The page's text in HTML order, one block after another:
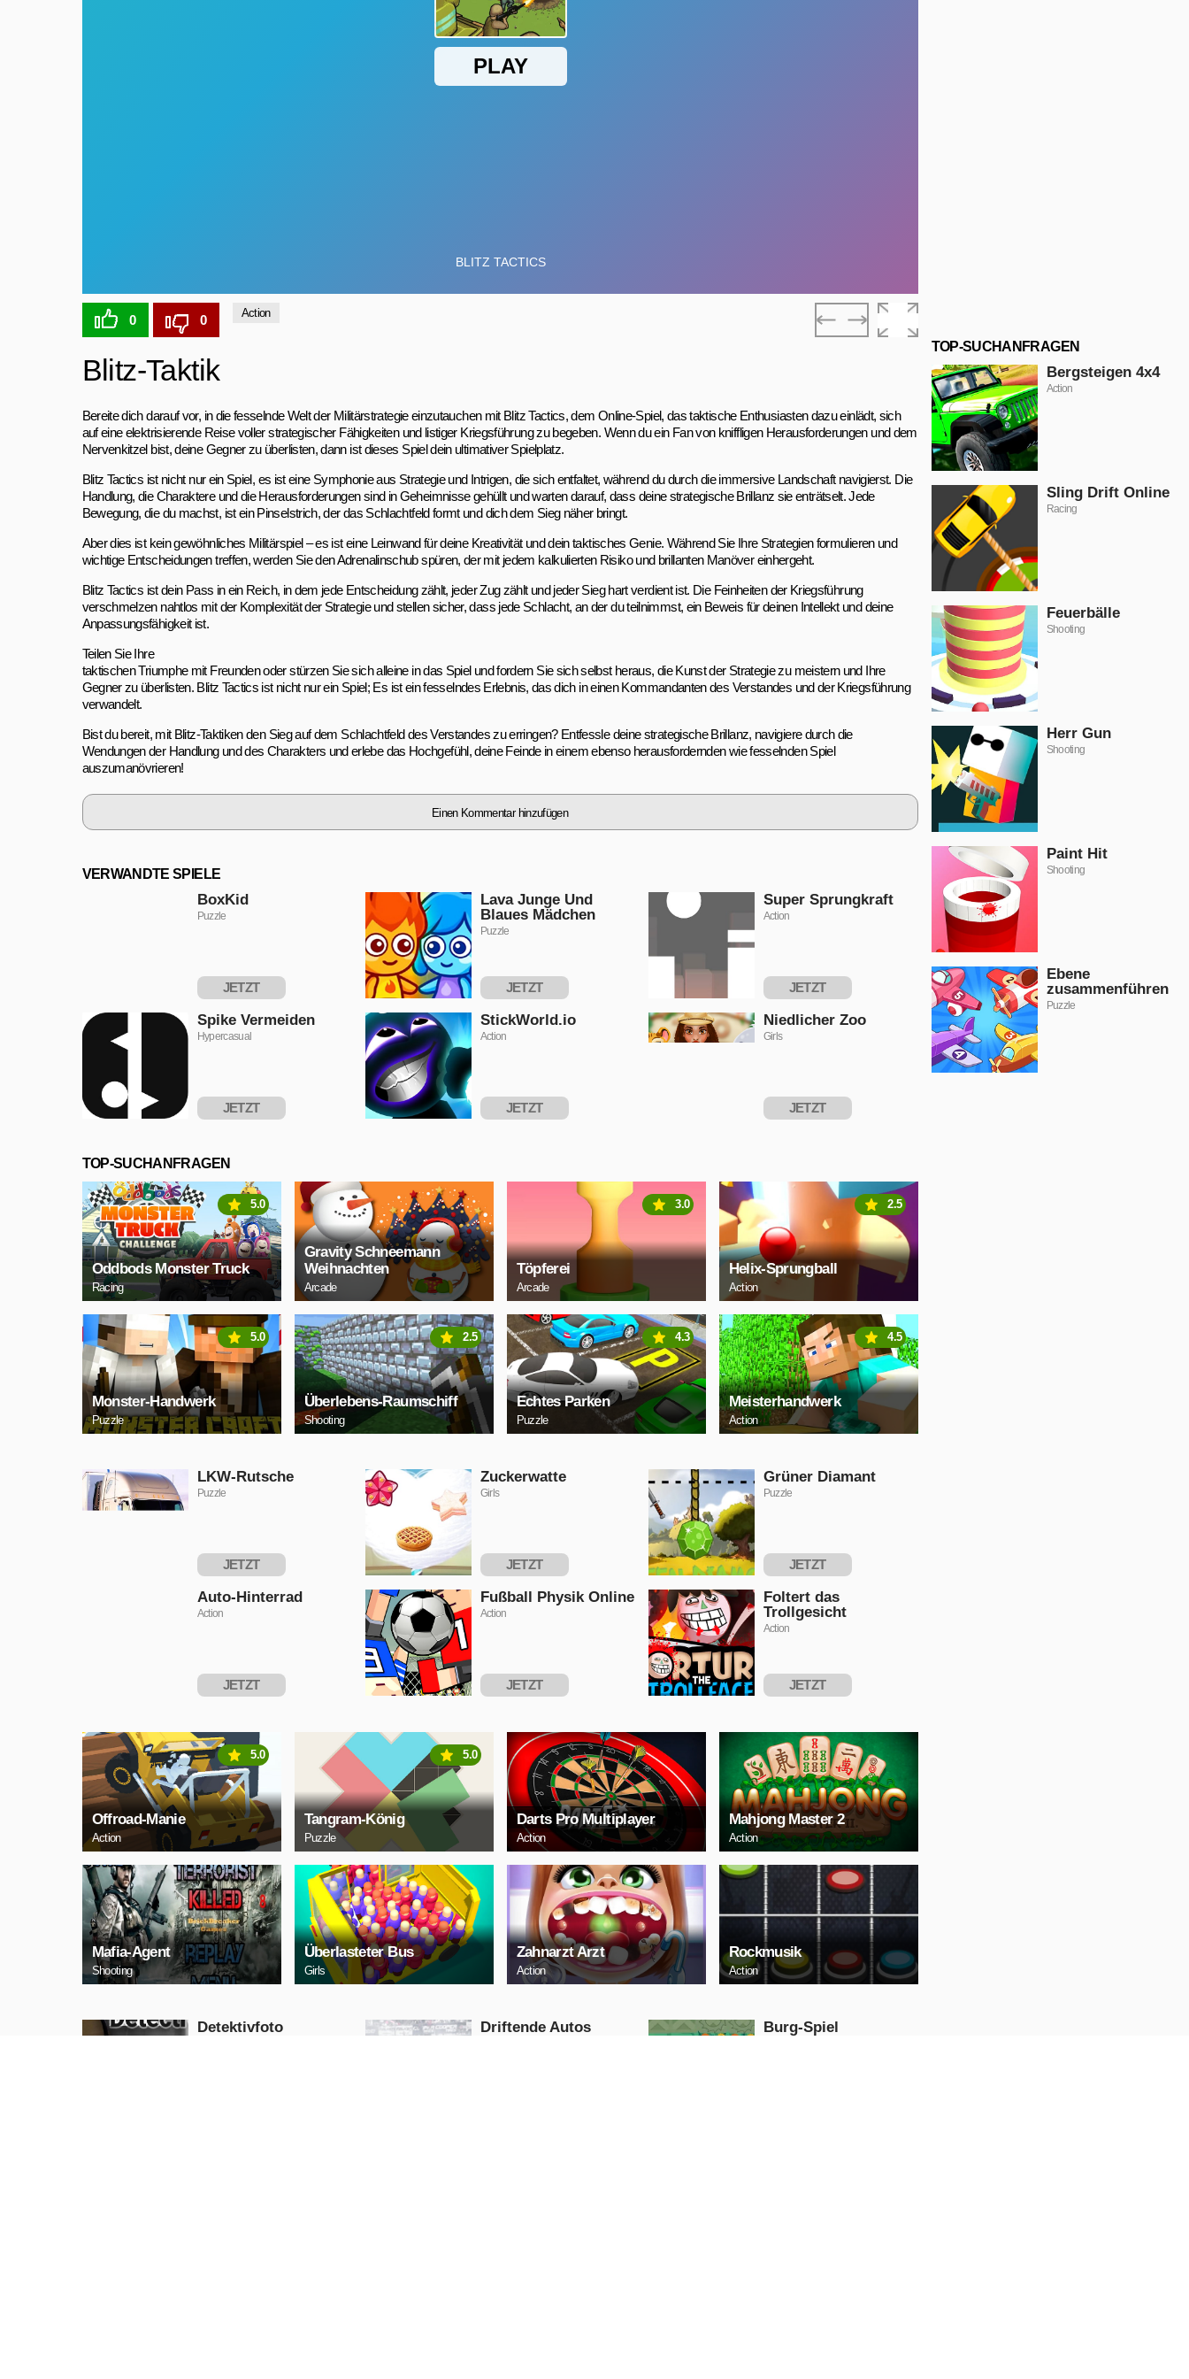
0 0 Action
Blitz-Taktik
Bereite dich darauf vor, in die fesselnde Welt der Militärstrategie einzutauchen mit Blitz Tactics, dem Online-Spiel, das taktische Enthusiasten dazu einlädt, sich
auf eine elektrisierende Reise voller strategischer Fähigkeiten und listiger Kriegsführung zu begeben. Wenn du ein Fan von kniffligen Herausforderungen und dem
Nervenkitzel bist, deine Gegner zu überlisten, dann ist dieses Spiel dein ultimativer Spielplatz.
Blitz Tactics ist nicht nur ein Spiel, es ist eine Symphonie aus Strategie und Intrigen, die sich entfaltet, während du durch die immersive Landschaft navigierst. Die
Handlung, die Charaktere und die Herausforderungen sind in Geheimnisse gehüllt und warten darauf, dass deine strategische Brillanz sie enträtselt. Jede
Bewegung, die du machst, ist ein Pinselstrich, der das Schlachtfeld formt und dich dem Sieg näher bringt.
Aber dies ist kein gewöhnliches Militärspiel – es ist eine Leinwand für deine Kreativität und dein taktisches Genie. Während Sie Ihre Strategien formulieren und
wichtige Entscheidungen treffen, werden Sie den Adrenalinschub spüren, der mit jedem kalkulierten Risiko und brillanten Manöver einhergeht.
Blitz Tactics ist dein Pass in ein Reich, in dem jede Entscheidung zählt, jeder Zug zählt und jeder Sieg hart verdient ist. Die Feinheiten der Kriegsführung
verschmelzen nahtlos mit der Komplexität der Strategie und stellen sicher, dass jede Schlacht, an der du teilnimmst, ein Beweis für deinen Intellekt und deine
Anpassungsfähigkeit ist.
Teilen Sie Ihre
taktischen Triumphe mit Freunden oder stürzen Sie sich alleine in das Spiel und fordern Sie sich selbst heraus, die Kunst der Strategie zu meistern und Ihre
Gegner zu überlisten. Blitz Tactics ist nicht nur ein Spiel; Es ist ein fesselndes Erlebnis, das dich in einen Kommandanten des Verstandes und der Kriegsführung
verwandelt.
Bist du bereit, mit Blitz-Taktiken den Sieg auf dem Schlachtfeld des Verstandes zu erringen? Entfessle deine strategische Brillanz, navigiere durch die
Wendungen der Handlung und des Charakters und erlebe das Hochgefühl, deine Feinde in einem ebenso herausfordernden wie fesselnden Spiel
auszumanövrieren!
Einen Kommentar hinzufügen
VERWANDTE SPIELE
BoxKid
Puzzle
JETZT
Lava Junge Und
Blaues Mädchen
Puzzle
JETZT
Super Sprungkraft
Action
JETZT
Spike Vermeiden
Hypercasual
JETZT
StickWorld.io
Action
JETZT
Niedlicher Zoo
Girls
JETZT
TOP-SUCHANFRAGEN
Oddbods Monster Truck
Racing
5.0
Gravity Schneemann
Weihnachten
Arcade
Töpferei
Arcade
3.0
Helix-Sprungball
Action
2.5
Monster-Handwerk
Puzzle
5.0
Überlebens-Raumschiff
Shooting
2.5
Echtes Parken
Puzzle
4.3
Meisterhandwerk
Action
4.5
LKW-Rutsche
Puzzle
JETZT
Zuckerwatte
Girls
JETZT
Grüner Diamant
Puzzle
JETZT
Auto-Hinterrad
Action
JETZT
Fußball Physik Online
Action
JETZT
Foltert das
Trollgesicht
Action
JETZT
Offroad-Manie
Action
5.0
Tangram-König
Puzzle
5.0
Darts Pro Multiplayer
Action
Mahjong Master 2
Action
Mafia-Agent
Shooting
Überlasteter Bus
Girls
Zahnarzt Arzt
Action
Rockmusik
Action
Detektivfoto
Driftende Autos
Burg-Spiel
TOP-SUCHANFRAGEN
Bergsteigen 4x4
Action
Sling Drift Online
Racing
Feuerbälle
Shooting
Herr Gun
Shooting
Paint Hit
Shooting
Ebene
zusammenführen
Puzzle